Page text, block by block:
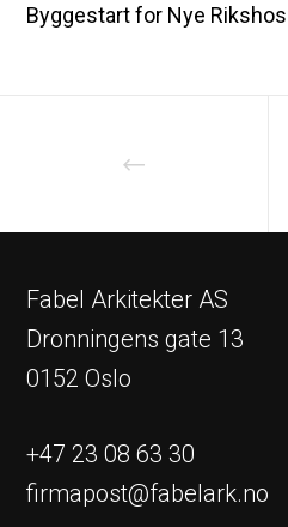
Byggestart for Nye
Fabel Arkitekter AS
Dronningens gate 13
0152 Oslo
+47 23 08 63 30
firmapost@fabelark.no